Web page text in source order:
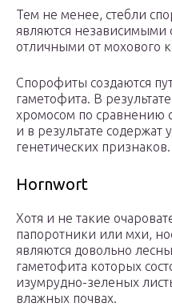
Тем не менее, стебли
являются независимыми
отличными от мохового
Спорофиты создаются
гаметофита. В
хромосом по сравнению
и в результате содержат
генетических признаков.
Hornwort
Хотя и не такие
папоротники или мхи,
являются довольно
гаметофита которых
изумрудно-зеленых
влажных почвах.